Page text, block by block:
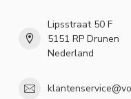
Lipsstraat 50 F
5151 RP Drunen
Nederland